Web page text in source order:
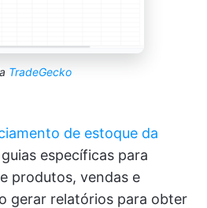
TradeGecko
de estoque da
específicas para
produtos, vendas e
gerar relatórios para obter